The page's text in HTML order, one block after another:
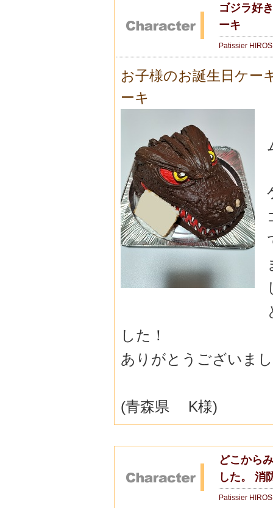
ゴジラ好
ーキ
Patissier
お子様のお誕生日ケー
ーキ
した！
ありがとうございま
(青森県 K様)
どこから
した。 消
Patissier